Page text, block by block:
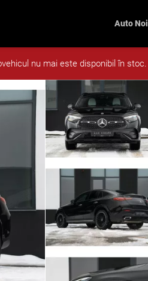
Auto Noi
nu mai este disponibil în stoc.